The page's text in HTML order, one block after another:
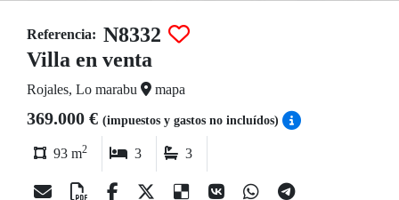
Referencia: N8332
Villa en venta
Rojales, Lo marabu mapa
369.000 € (impuestos y gastos no incluídos)
93 m2 3 3